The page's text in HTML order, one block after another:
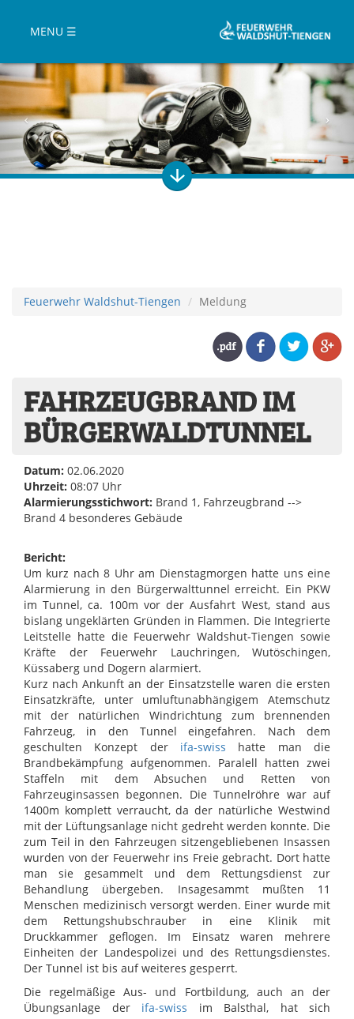
MENU ☰
Feuerwehr Waldshut-Tiengen Meldung
FAHRZEUGBRAND IM
BÜRGERWALDTUNNEL
Datum: 02.06.2020
Uhrzeit: 08:07 Uhr
Alarmierungsstichwort: Brand 1, Fahrzeugbrand -->
Brand 4 besonderes Gebäude
Bericht:
Um kurz nach 8 Uhr am Dienstagmorgen hatte uns eine
Alarmierung in den Bürgerwalttunnel erreicht. Ein PKW
im Tunnel, ca. 100m vor der Ausfahrt West, stand aus
bislang ungeklärten Gründen in Flammen. Die Integrierte
Leitstelle hatte die Feuerwehr Waldshut-Tiengen sowie
Kräfte der Feuerwehr Lauchringen, Wutöschingen,
Küssaberg und Dogern alarmiert.
Kurz nach Ankunft an der Einsatzstelle waren die ersten
Einsatzkräfte, unter umluftunabhängigem Atemschutz
mit der natürlichen Windrichtung zum brennenden
Fahrzeug, in den Tunnel eingefahren. Nach dem
geschulten Konzept der ifa-swiss hatte man die
Brandbekämpfung aufgenommen. Paralell hatten zwei
Staffeln mit dem Absuchen und Retten von
Fahrzeuginsassen begonnen. Die Tunnelröhre war auf
1400m komplett verraucht, da der natürliche Westwind
mit der Lüftungsanlage nicht gedreht werden konnte. Die
zum Teil in den Fahrzeugen sitzengebliebenen Insassen
wurden von der Feuerwehr ins Freie gebracht. Dort hatte
man sie gesammelt und dem Rettungsdienst zur
Behandlung übergeben. Insagesammt mußten 11
Menschen medizinisch versorgt werden. Einer wurde mit
dem Rettungshubschrauber in eine Klinik mit
Druckkammer geflogen. Im Einsatz waren mehrere
Einheiten der Landespolizei und des Rettungsdienstes.
Der Tunnel ist bis auf weiteres gesperrt.
Die regelmäßige Aus- und Fortbildung, auch an der
Übungsanlage der ifa-swiss im Balsthal, hat sich